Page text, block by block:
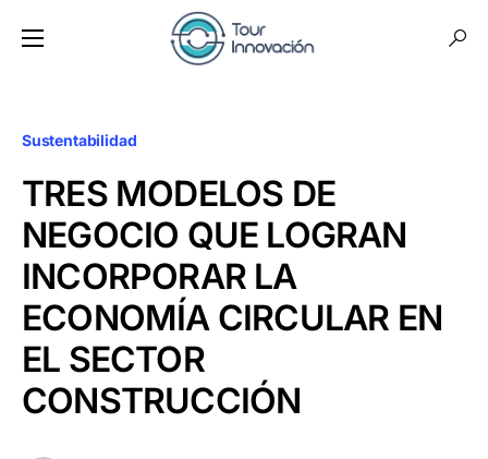
Sustentabilidad
TRES MODELOS DE
NEGOCIO QUE LOGRAN
INCORPORAR LA
ECONOMÍA CIRCULAR EN
EL SECTOR
CONSTRUCCIÓN